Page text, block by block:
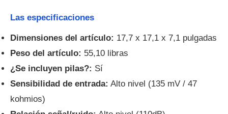
Las especificaciones
Dimensiones del artículo: 17,7 x 17,1 x 7,1 pulgadas
Peso del artículo: 55,10 libras
¿Se incluyen pilas?: Sí
Sensibilidad de entrada: Alto nivel (135 mV / 47
kohmios)